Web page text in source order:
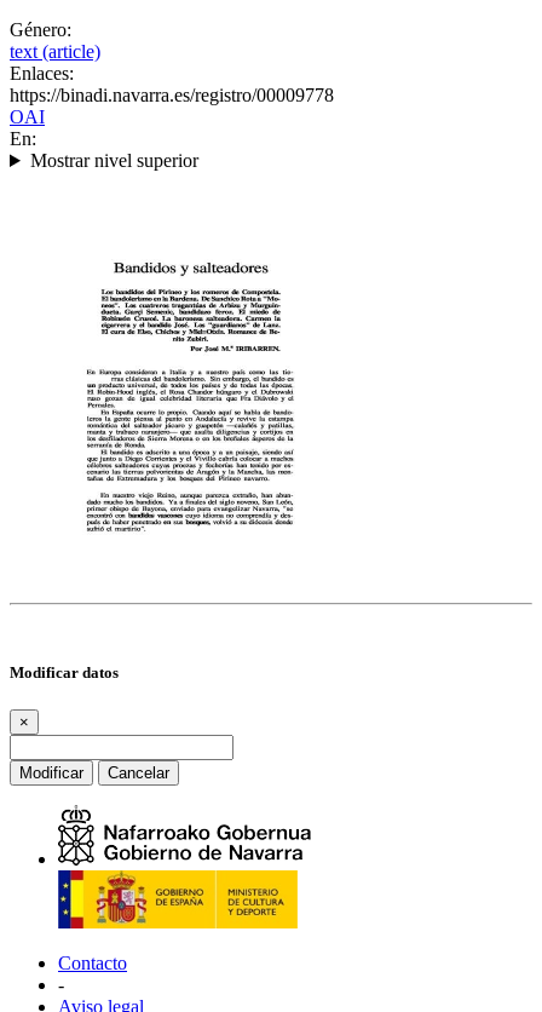
Género:
text (article)
Enlaces:
https://binadi.navarra.es/registro/00009778
OAI
En:
Mostrar nivel superior
Modificar datos
×
Modificar Cancelar
Contacto
-
Aviso legal